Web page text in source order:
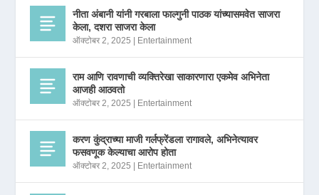
नीता अंबानी यांनी गरबाला फाल्गुनी पाठक यांच्यासमवेत साजरा
केला, दशरा साजरा केला
ऑक्टोबर 2, 2025 | Entertainment
राम आणि रावणाची व्यक्तिरेखा साकारणारा एकमेव अभिनेता
आजही आठवतो
ऑक्टोबर 2, 2025 | Entertainment
करण कुंद्राच्या माजी गर्लफ्रेंडला रागावले, अभिनेत्यावर
फसवणूक केल्याचा आरोप होता
ऑक्टोबर 2, 2025 | Entertainment